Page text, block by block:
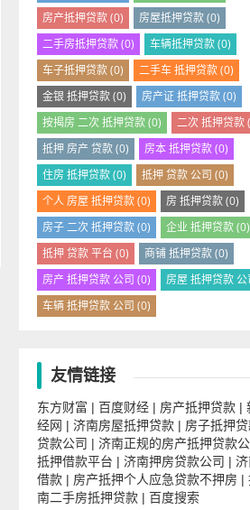
房产抵押贷款(0) 房屋抵押贷款(0)
二手房抵押贷款(0) 车辆抵押贷款(0)
车子抵押贷款(0) 二手车 抵押贷款(0)
金银 抵押贷款(0) 房产证 抵押贷款(0)
按揭房 二次 抵押贷款(0) 二次 抵押贷款
抵押 房产 贷款(0) 房本 抵押贷款(0)
住房 抵押贷款(0) 抵押 贷款 公司 (0)
个人 房屋 抵押贷款(0) 房 抵押贷款(0)
房子 二次 抵押贷款(0) 企业 抵押贷款(0)
抵押 贷款 平台 (0) 商铺 抵押贷款(0)
房产 抵押贷款 公司 (0) 房屋 抵押贷款 公
车辆 抵押贷款 公司 (0)
友情链接
东方财富 | 百度财经 | 房产抵押贷款 |
经网 | 济南房屋抵押贷款 | 房子抵押
贷款公司 | 济南正规的房产抵押贷款
抵押借款平台 | 济南押房贷款公司 |
借款 | 房产抵押个人应急贷款不押房 |
南二手房抵押贷款 | 百度搜索